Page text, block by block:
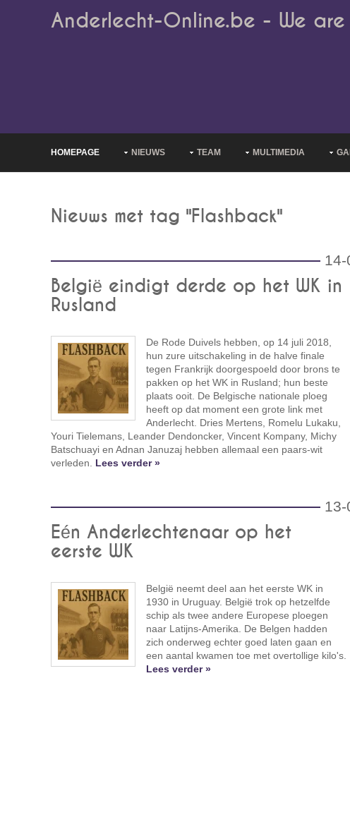
Anderlecht-Online.be - We are
HOMEPAGE NIEUWS TEAM MULTIMEDIA
Nieuws met tag "Flashback"
14-
België eindigt derde op het WK in
Rusland
De Rode Duivels hebben, op 14 juli 2018,
hun zure uitschakeling in de halve finale
tegen Frankrijk doorgespoeld door brons te
pakken op het WK in Rusland; hun beste
plaats ooit. De Belgische nationale ploeg
heeft op dat moment een grote link met
Anderlecht. Dries Mertens, Romelu Lukaku,
Youri Tielemans, Leander Dendoncker, Vincent Kompany, Michy
Batschuayi en Adnan Januzaj hebben allemaal een paars-wit
verleden. Lees verder »
13-
Eén Anderlechtenaar op het
eerste WK
België neemt deel aan het eerste WK in
1930 in Uruguay. België trok op hetzelfde
schip als twee andere Europese ploegen
naar Latijns-Amerika. De Belgen hadden
zich onderweg echter goed laten gaan en
een aantal kwamen toe met overtollige kilo's.
Lees verder »